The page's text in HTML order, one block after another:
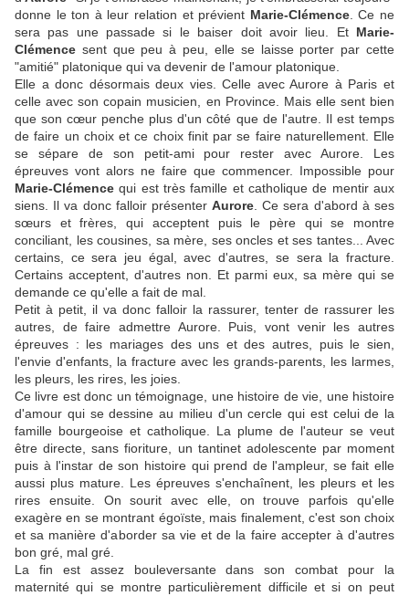
donne le ton à leur relation et prévient Marie-Clémence. Ce ne
sera pas une passade si le baiser doit avoir lieu. Et Marie-
Clémence sent que peu à peu, elle se laisse porter par cette
"amitié" platonique qui va devenir de l'amour platonique.
Elle a donc désormais deux vies. Celle avec Aurore à Paris et
celle avec son copain musicien, en Province. Mais elle sent bien
que son cœur penche plus d'un côté que de l'autre. Il est temps
de faire un choix et ce choix finit par se faire naturellement. Elle
se sépare de son petit-ami pour rester avec Aurore. Les
épreuves vont alors ne faire que commencer. Impossible pour
Marie-Clémence qui est très famille et catholique de mentir aux
siens. Il va donc falloir présenterAurore . Ce sera d'abord à ses
sœurs et frères, qui acceptent puis le père qui se montre
conciliant, les cousines, sa mère, ses oncles et ses tantes... Avec
certains, ce sera jeu égal, avec d'autres, se sera la fracture.
Certains acceptent, d'autres non. Et parmi eux, sa mère qui se
demande ce qu'elle a fait de mal.
Petit à petit, il va donc falloir la rassurer, tenter de rassurer les
autres, de faire admettre Aurore. Puis, vont venir les autres
épreuves : les mariages des uns et des autres, puis le sien,
l'envie d'enfants, la fracture avec les grands-parents, les larmes,
les pleurs, les rires, les joies.
Ce livre est donc un témoignage, une histoire de vie, une histoire
d'amour qui se dessine au milieu d'un cercle qui est celui de la
famille bourgeoise et catholique. La plume de l'auteur se veut
être directe, sans fioriture, un tantinet adolescente par moment
puis à l'instar de son histoire qui prend de l'ampleur, se fait elle
aussi plus mature. Les épreuves s'enchaînent, les pleurs et les
rires ensuite. On sourit avec elle, on trouve parfois qu'elle
exagère en se montrant égoïste, mais finalement, c'est son choix
et sa manière d'aborder sa vie et de la faire accepter à d'autres
bon gré, mal gré.
La fin est assez bouleversante dans son combat pour la
maternité qui se montre particulièrement difficile et si on peut